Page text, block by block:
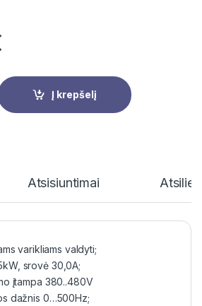
Į krepšelį
Atsisiuntimai
varikliams valdyti;
srovė 30,0A;
įtampa 380..480V
dažnis 0…500Hz;